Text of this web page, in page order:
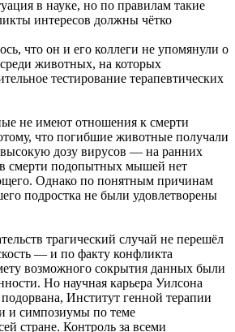
в науке, но по правилам такие
интересов должны чётко
что он и его коллеги не упомянули о
животных, на которых
тестирование терапевтических
не имеют отношения к смерти
что погибшие животные получали
высокую дозу вирусов — на ранних
в смерти подопытных мышей нет
Однако по понятным причинам
подростка не были удовлетворены
трагический случай не перешёл
— и по факту конфликта
возможного сокрытия данных были
Но научная карьера Уилсона
Институт генной терапии
и симпозиумы по теме
стране. Контроль за всеми